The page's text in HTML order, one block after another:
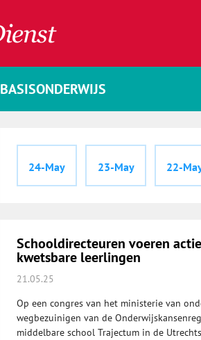
BASISONDERWIJS
24-May 23-May 22-
Schooldirecteuren voeren
kwetsbare leerlingen
21.05.25
Op een congres van het ministerie van
wegbezuinigen van de
middelbare school Trajectum in de